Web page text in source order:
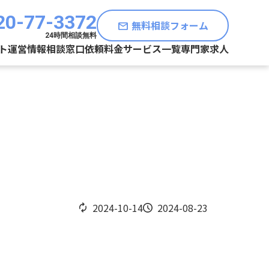
77-3372
24時間相談無料
mail 無料相談フォーム
運営情報相談窓口依頼料金サービス一覧専門家求人
2024-10-14 2024-08-23